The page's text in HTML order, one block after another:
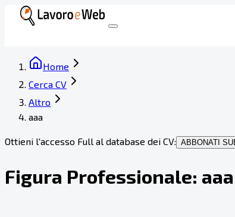
Home
Cerca CV
Altro
aaa
Ottieni l'accesso Full al database dei CV: ABBONATI
Figura Professionale: aaa